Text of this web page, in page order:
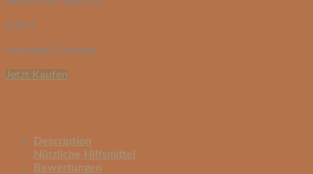
6,90 €
einmalige Zahlung
Jetzt Kaufen
Description
Nützliche Hilfsmittel
Bewertungen